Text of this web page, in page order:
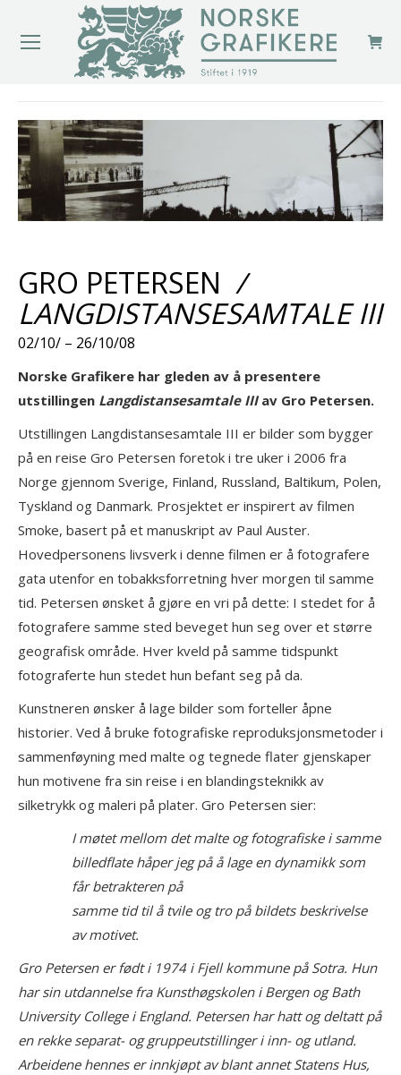
GRO PETERSEN /
LANGDISTANSESAMTALE III
02/10/ – 26/10/08
Norske Grafikere har gleden av å presentere
utstillingen Langdistansesamtale IIIav Gro Petersen.
Utstillingen Langdistansesamtale III er bilder som bygger
på en reise Gro Petersen foretok i tre uker i 2006 fra
Norge gjennom Sverige, Finland, Russland, Baltikum, Polen,
Tyskland og Danmark. Prosjektet er inspirert av filmen
Smoke, basert på et manuskript av Paul Auster.
Hovedpersonens livsverk i denne filmen er å fotografere
gata utenfor en tobakksforretning hver morgen til samme
tid. Petersen ønsket å gjøre en vri på dette: I stedet for å
fotografere samme sted beveget hun seg over et større
geografisk område. Hver kveld på samme tidspunkt
fotograferte hun stedet hun befant seg på da.
Kunstneren ønsker å lage bilder som forteller åpne
historier. Ved å bruke fotografiske reproduksjonsmetoder i
sammenføyning med malte og tegnede flater gjenskaper
hun motivene fra sin reise i en blandingsteknikk av
silketrykk og maleri på plater. Gro Petersen sier:
I møtet mellom det malte og fotografiske i samme
billedflate håper jeg på å lage en dynamikk som
får betrakteren på
samme tid til å tvile og tro på bildets beskrivelse
av motivet.
Gro Petersen er født i 1974 i Fjell kommune på Sotra. Hun
har sin utdannelse fra Kunsthøgskolen i Bergen og Bath
University College i England. Petersen har hatt og deltatt på
en rekke separat- og gruppeutstillinger i inn- og utland.
Arbeidene hennes er innkjøpt av blant annet Statens Hus,